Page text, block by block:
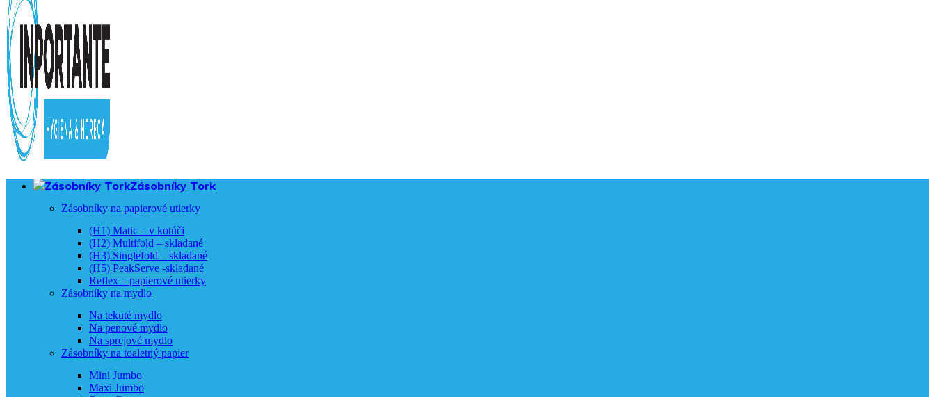
Zásobníky Tork
Zásobníky na papierové utierky
(H1) Matic – v kotúči
(H2) Multifold – skladané
(H3) Singlefold – skladané
(H5) PeakServe -skladané
Reflex – papierové utierky
Zásobníky na mydlo
Na tekuté mydlo
Na penové mydlo
Na sprejové mydlo
Zásobníky na toaletný papier
Mini Jumbo
Maxi Jumbo